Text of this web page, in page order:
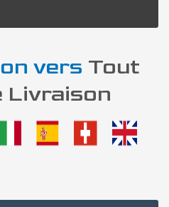
vers Tout
Livraison